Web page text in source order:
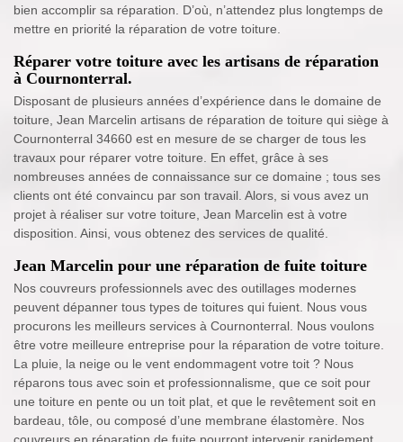
bien accomplir sa réparation. D’où, n’attendez plus longtemps de
mettre en priorité la réparation de votre toiture.
Réparer votre toiture avec les artisans de réparation
à Cournonterral.
Disposant de plusieurs années d’expérience dans le domaine de
toiture, Jean Marcelin artisans de réparation de toiture qui siège à
Cournonterral 34660 est en mesure de se charger de tous les
travaux pour réparer votre toiture. En effet, grâce à ses
nombreuses années de connaissance sur ce domaine ; tous ses
clients ont été convaincu par son travail. Alors, si vous avez un
projet à réaliser sur votre toiture, Jean Marcelin est à votre
disposition. Ainsi, vous obtenez des services de qualité.
Jean Marcelin pour une réparation de fuite toiture
Nos couvreurs professionnels avec des outillages modernes
peuvent dépanner tous types de toitures qui fuient. Nous vous
procurons les meilleurs services à Cournonterral. Nous voulons
être votre meilleure entreprise pour la réparation de votre toiture.
La pluie, la neige ou le vent endommagent votre toit ? Nous
réparons tous avec soin et professionnalisme, que ce soit pour
une toiture en pente ou un toit plat, et que le revêtement soit en
bardeau, tôle, ou composé d’une membrane élastomère. Nos